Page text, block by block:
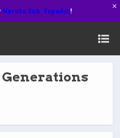
Naruto Sub. Español!